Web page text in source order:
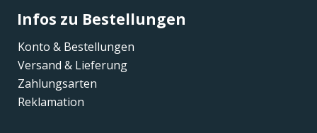
Infos zu Bestellungen
Konto & Bestellungen
Versand & Lieferung
Zahlungsarten
Reklamation